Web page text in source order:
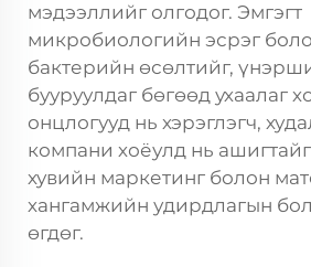
мэдээллийг олгодог. Эмгэгт
микробиологийн эсрэг
бактерийн өсөлтийг,
бууруулдаг бөгөөд ухаалаг
онцлогууд нь хэрэглэгч,
компани хоёулд нь
хувийн маркетинг болон
хангамжийн удирдлагын
өгдөг.